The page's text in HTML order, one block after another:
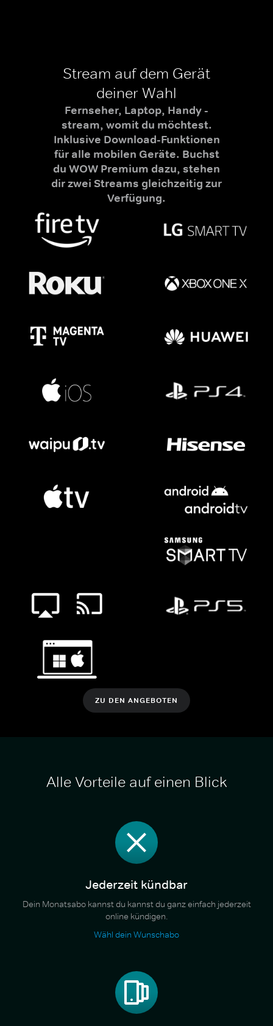
Stream auf dem Gerät
deiner Wahl
Fernseher, Laptop, Handy -
stream, womit du möchtest.
Inklusive Download-Funktionen
für alle mobilen Geräte. Buchst
du WOW Premium dazu, stehen
dir zwei Streams gleichzeitig zur
Verfügung.
ZU DEN ANGEBOTEN
Alle Vorteile auf einen Blick
Jederzeit kündbar
Dein Monatsabo kannst du kannst du ganz einfach jederzeit
online kündigen.
Wähl dein Wunschabo